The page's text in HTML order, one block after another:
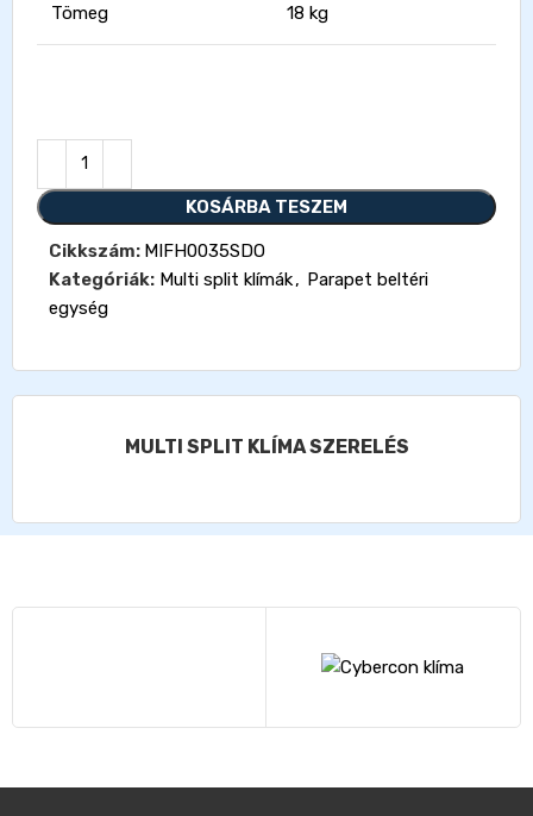
Tömeg 18 kg
KOSÁRBA TESZEM
Cikkszám: MIFH0035SDO
Kategóriák: Multi split klímák, Parapet beltéri
egység
MULTI SPLIT KLÍMA SZERELÉS